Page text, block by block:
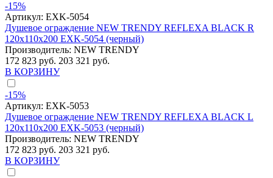
-15%
Артикул: EXK-5054
Душевое ограждение NEW TRENDY REFLEXA BLACK R
120x110x200 EXK-5054 (черный)
Производитель: NEW TRENDY
172 823 руб. 203 321 руб.
В КОРЗИНУ
-15%
Артикул: EXK-5053
Душевое ограждение NEW TRENDY REFLEXA BLACK L
120x110x200 EXK-5053 (черный)
Производитель: NEW TRENDY
172 823 руб. 203 321 руб.
В КОРЗИНУ